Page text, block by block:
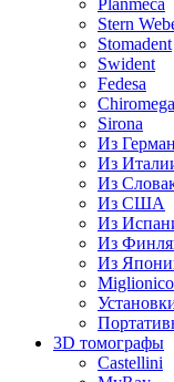
Planmeca
Stern
Stomadent
Swident
Fedesa
Chiromega
Sirona
Из
Из
Из
Из США
Из
Из
Из
Miglionico
3D томографы
Castellini